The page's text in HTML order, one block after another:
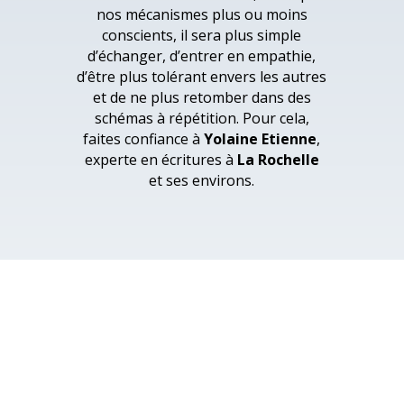
nos mécanismes plus ou moins
conscients, il sera plus simple
d’échanger, d’entrer en empathie,
d’être plus tolérant envers les autres
et de ne plus retomber dans des
schémas à répétition. Pour cela,
faites confiance àYolaine Etienne,
experte en écritures à La Rochelle
et ses environs.